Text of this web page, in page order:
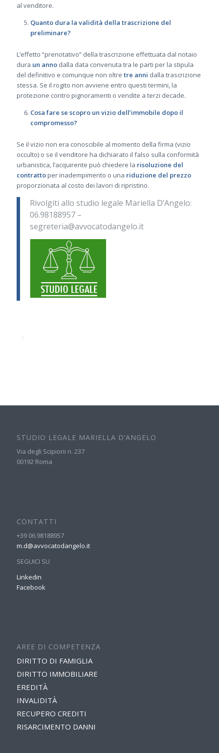
al venditore.
Quanto dura la validità della trascrizione del
preliminare?
L’effetto “prenotativo” della trascrizione effettuata dal notaio
dura un annodalla data convenuta tra le parti per la stipula
del definitivo e comunque non oltre tre anni dalla trascrizione
stessa. Se il rogito non avviene entro questi termini, la
protezione contro pignoramenti o vendite a terzi decade.
Cosa fare se scopro un vizio dell’immobile dopo il
compromesso?
Se il vizio non era conoscibile al momento della firma (vizio
occulto) o se il venditore ha dichiarato il falso sulla conformità
urbanistica, l’acquirente può chiedere la risoluzione del
contrattoper inadempimento o una riduzione del prezzo
proporzionata al costo dei lavori di ripristino.
Rivolgiti allo studio legale Mariella D’Angelo:
06.98188957 –
segreteria@avvocatodangelo.it
/
STUDIO LEGALE MARIELLA D’ANGELO
Via degli Scipioni n. 237
00192 Roma
CONTATTI
+39 06.98188957
m.d@avvocatodangelo.it
SEGUICI SU
Linkedin
Facebook
AREE DI COMPETENZA
DIRITTO DI FAMIGLIA
DIRITTO IMMOBILIARE
EREDITÀ
INVALIDITÀ
RECUPERO CREDITI
RISARCIMENTO DANNI